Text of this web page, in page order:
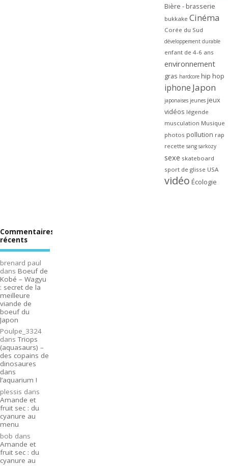
Bière - brasserie
bukkake Cinéma
Corée du Sud
développement durable
enfant de 4-6 ans
environnement
gras hardcore hip hop
iphone Japon
japonaises jeunes jeux
vidéos légende
musculation Musique
photos pollution rap
recette sang sarkozy
sexe skateboard
sport de glisse USA
vidéo Écologie
Commentaires
récents
brenard paul
dans Boeuf de
Kobé – Wagyu
: secret de la
meilleure
viande de
boeuf du
Japon
Poulpe_3324
dansTriops
(aquasaurs) –
des copains de
dinosaures
dans
l’aquarium !
plessis dans
Amande et
fruit sec : du
cyanure au
menu
bob dans
Amande et
fruit sec : du
cyanure au